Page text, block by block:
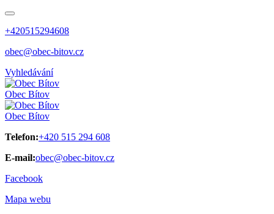
+420515294608
obec@obec-bitov.cz
Vyhledávání
Obec Bítov
Obec Bítov
Telefon:+420 515 294 608
E-mail:obec@obec-bitov.cz
Facebook
Mapa webu